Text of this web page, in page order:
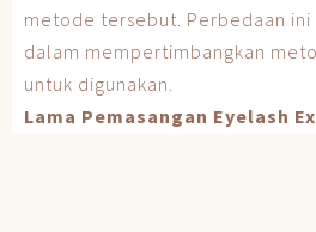
metode tersebut. Perbedaan ini
dalam mempertimbangkan
untuk digunakan.
Lama Pemasangan Eyelash